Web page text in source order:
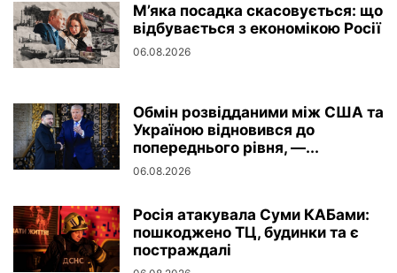
М’яка посадка скасовується: що
відбувається з економікою Росії
06.08.2026
Обмін розвідданими між США та
Україною відновився до
попереднього рівня, —...
06.08.2026
Росія атакувала Суми КАБами:
пошкоджено ТЦ, будинки та є
постраждалі